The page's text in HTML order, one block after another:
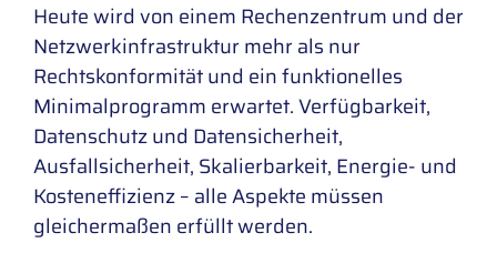
Heute wird von einem Rechenzentrum und der
Netzwerkinfrastruktur mehr als nur
Rechtskonformität und ein funktionelles
Minimalprogramm erwartet. Verfügbarkeit,
Datenschutz und Datensicherheit,
Ausfallsicherheit, Skalierbarkeit, Energie- und
Kosteneffizienz – alle Aspekte müssen
gleichermaßen erfüllt werden.